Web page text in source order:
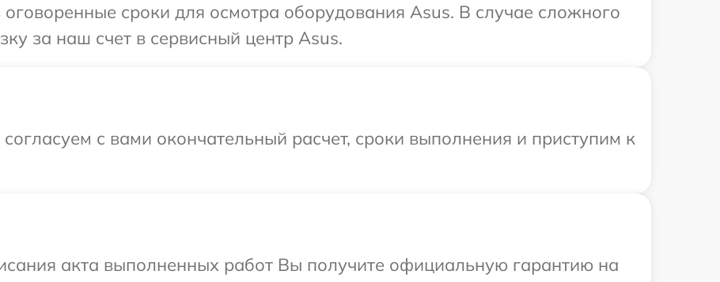
сроки для осмотра оборудования Asus. В случае сложного
за наш счет в сервисный центр Asus.
с вами окончательный расчет, сроки выполнения и приступим к
акта выполненных работ Вы получите официальную гарантию на